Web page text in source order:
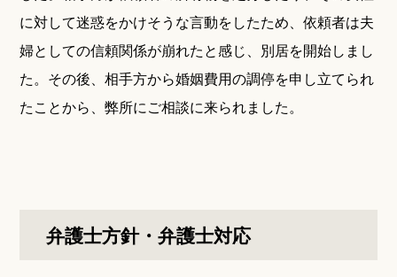
に対して迷惑をかけそうな言動をしたため、依頼者は夫
婦としての信頼関係が崩れたと感じ、別居を開始しまし
た。その後、相手方から婚姻費用の調停を申し立てられ
たことから、弊所にご相談に来られました。
弁護士方針・弁護士対応